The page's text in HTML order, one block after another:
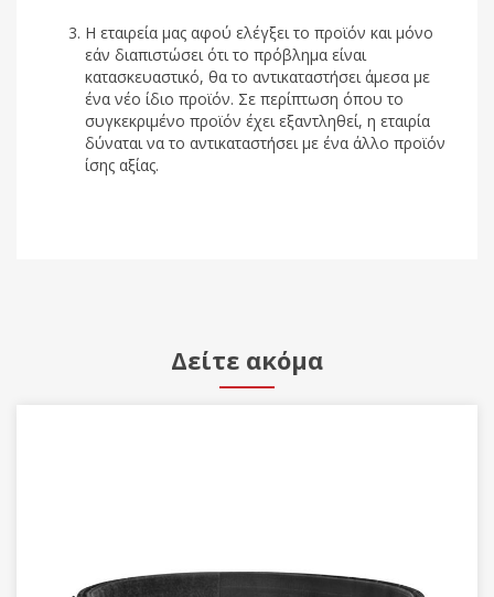
Η εταιρεία μας αφού ελέγξει το προϊόν και μόνο
εάν διαπιστώσει ότι το πρόβλημα είναι
κατασκευαστικό, θα το αντικαταστήσει άμεσα με
ένα νέο ίδιο προϊόν. Σε περίπτωση όπου το
συγκεκριμένο προϊόν έχει εξαντληθεί, η εταιρία
δύναται να το αντικαταστήσει με ένα άλλο προϊόν
ίσης αξίας.
Δείτε ακόμα